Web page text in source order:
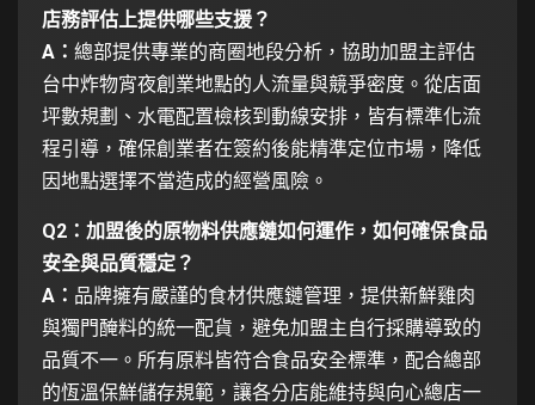
店務評估上提供哪些支援？
A： 總部提供專業的商圈地段分析，協助加盟主評估
台中炸物宵夜創業地點的人流量與競爭密度。從店面
坪數規劃、水電配置檢核到動線安排，皆有標準化流
程引導，確保創業者在簽約後能精準定位市場，降低
因地點選擇不當造成的經營風險。
Q2：加盟後的原物料供應鏈如何運作，如何確保食品
安全與品質穩定？
A： 品牌擁有嚴謹的食材供應鏈管理，提供新鮮雞肉
與獨門醃料的統一配貨，避免加盟主自行採購導致的
品質不一。所有原料皆符合食品安全標準，配合總部
的恆溫保鮮儲存規範，讓各分店能維持與向心總店一